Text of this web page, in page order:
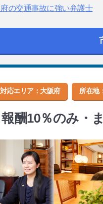
の交通事故に強い弁護士
対応エリア：大阪府 所在地
報酬10％のみ・